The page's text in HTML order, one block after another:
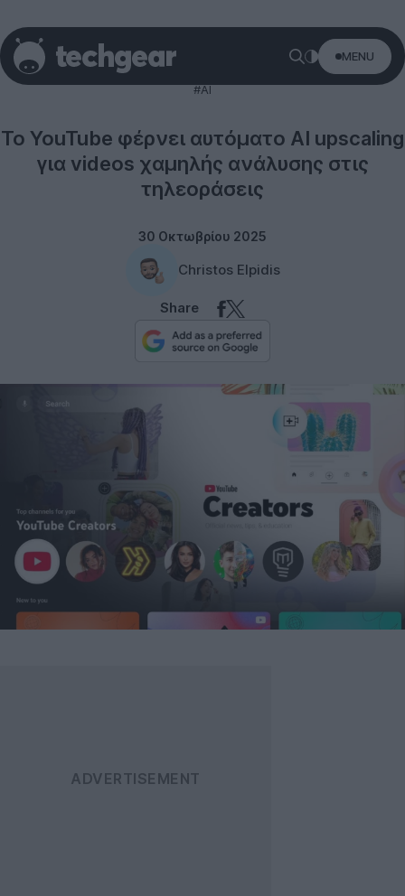
MENU
Technology
#AI
Το YouTube φέρνει αυτόματο AI upscaling
για videos χαμηλής ανάλυσης στις
τηλεοράσεις
30 Οκτωβρίου 2025
Christos Elpidis
Share